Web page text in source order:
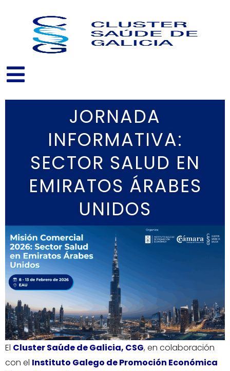
contenido
JORNADA
INFORMATIVA:
SECTOR SALUD EN
EMIRATOS ÁRABES
UNIDOS
El Cluster Saúde de Galicia, CSG, en colaboración
con el Instituto Galego de Promoción Económica